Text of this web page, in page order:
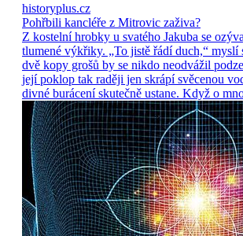
historyplus.cz
Pohřbili kancléře z Mitrovic zaživa?
Z kostelní hrobky u svatého Jakuba se
tlumené výkřiky. „To jistě řádí duch,“
dvě kopy grošů by se nikdo neodvážil
její poklop tak raději jen skrápí svěcenou
divné burácení skutečně ustane. Když o